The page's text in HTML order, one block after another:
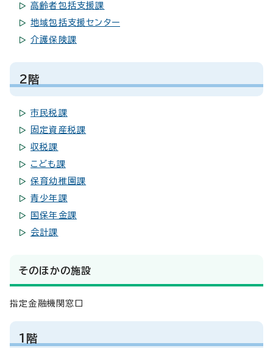
高齢者包括支援課
地域包括支援センター
介護保険課
2階
市民税課
固定資産税課
収税課
こども課
保育幼稚園課
青少年課
国保年金課
会計課
そのほかの施設
指定金融機関窓口
1階